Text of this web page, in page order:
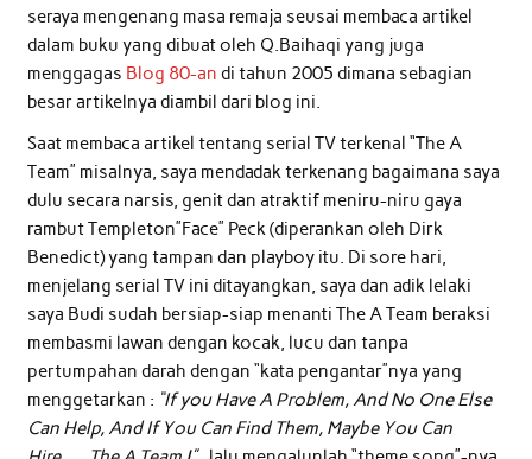
seraya mengenang masa remaja seusai membaca artikel
dalam buku yang dibuat oleh Q.Baihaqi yang juga
menggagas Blog 80-an di tahun 2005 dimana sebagian
besar artikelnya diambil dari blog ini.
Saat membaca artikel tentang serial TV terkenal “The A
Team” misalnya, saya mendadak terkenang bagaimana saya
dulu secara narsis, genit dan atraktif meniru-niru gaya
rambut Templeton”Face” Peck (diperankan oleh Dirk
Benedict) yang tampan dan playboy itu. Di sore hari,
menjelang serial TV ini ditayangkan, saya dan adik lelaki
saya Budi sudah bersiap-siap menanti The A Team beraksi
membasmi lawan dengan kocak, lucu dan tanpa
pertumpahan darah dengan “kata pengantar”nya yang
menggetarkan : “If you Have A Problem, And No One Else
Can Help, And If You Can Find Them, Maybe You Can